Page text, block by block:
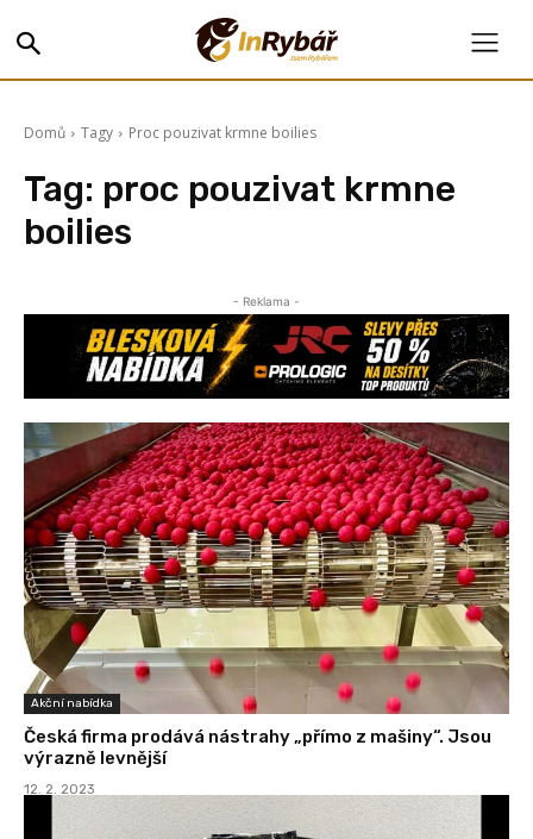
Domů Tagy Proc pouzivat krmne boilies
Tag: proc pouzivat krmne
boilies
- Reklama -
Akční nabídka
Česká firma prodává nástrahy „přímo z mašiny“. Jsou
výrazně levnější
12. 2. 2023